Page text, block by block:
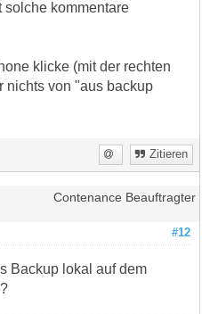
solche kommentare
klicke (mit der rechten
nichts von "aus backup
Zitieren
Contenance Beauftragter
#12
Backup lokal auf dem